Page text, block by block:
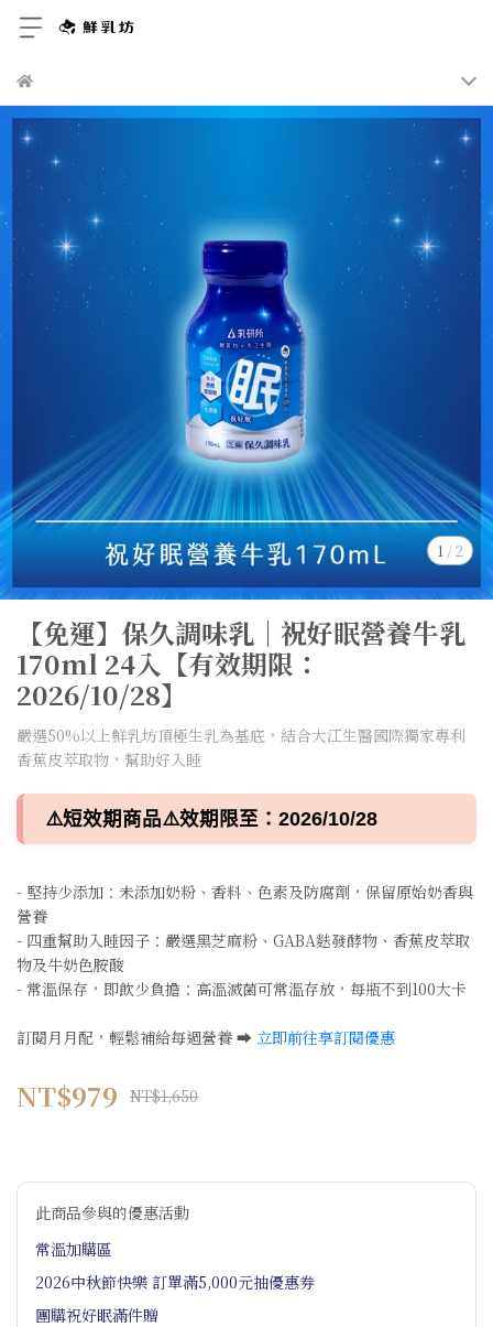
1 /2
【免運】保久調味乳｜祝好眠營養牛乳
170ml 24入【有效期限：
2026/10/28】
嚴選50%以上鮮乳坊頂極生乳為基底，結合大江生醫國際獨家專利
香蕉皮萃取物，幫助好入睡
⚠️短效期商品⚠️效期限至：2026/10/28
- 堅持少添加：未添加奶粉、香料、色素及防腐劑，保留原始奶香與
營養
- 四重幫助入睡因子：嚴選黑芝麻粉、GABA麩發酵物、香蕉皮萃取
物及牛奶色胺酸
- 常溫保存，即飲少負擔：高溫滅菌可常溫存放，每瓶不到100大卡
訂閱月月配，輕鬆補給每週營養 ➡️ 立即前往享訂閱優惠
NT$979 NT$1,650
此商品參與的優惠活動
常溫加購區
2026中秋節快樂 訂單滿5,000元抽優惠券
團購祝好眠滿件贈